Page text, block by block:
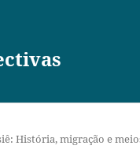
História, migração e